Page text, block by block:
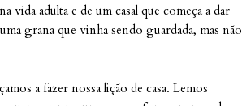
adulta e de um casal que começa a dar
grana que vinha sendo guardada, mas não
a fazer nossa lição de casa. Lemos